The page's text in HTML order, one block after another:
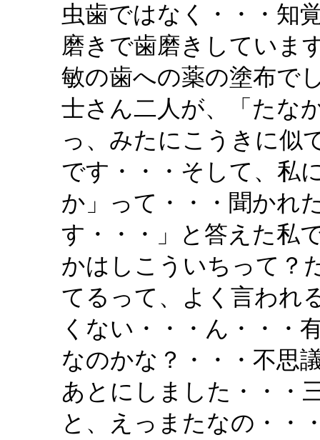
虫歯ではなく・・・知
磨きで歯磨きしていま
敏の歯への薬の塗布で
士さん二人が、「たな
っ、みたにこうきに似
です・・・そして、私
か」って・・・聞かれ
す・・・」と答えた私
かはしこういちって？
てるって、よく言われ
くない・・・ん・・・
なのかな？・・・不思
あとにしました・・・
と、えっまたなの・・